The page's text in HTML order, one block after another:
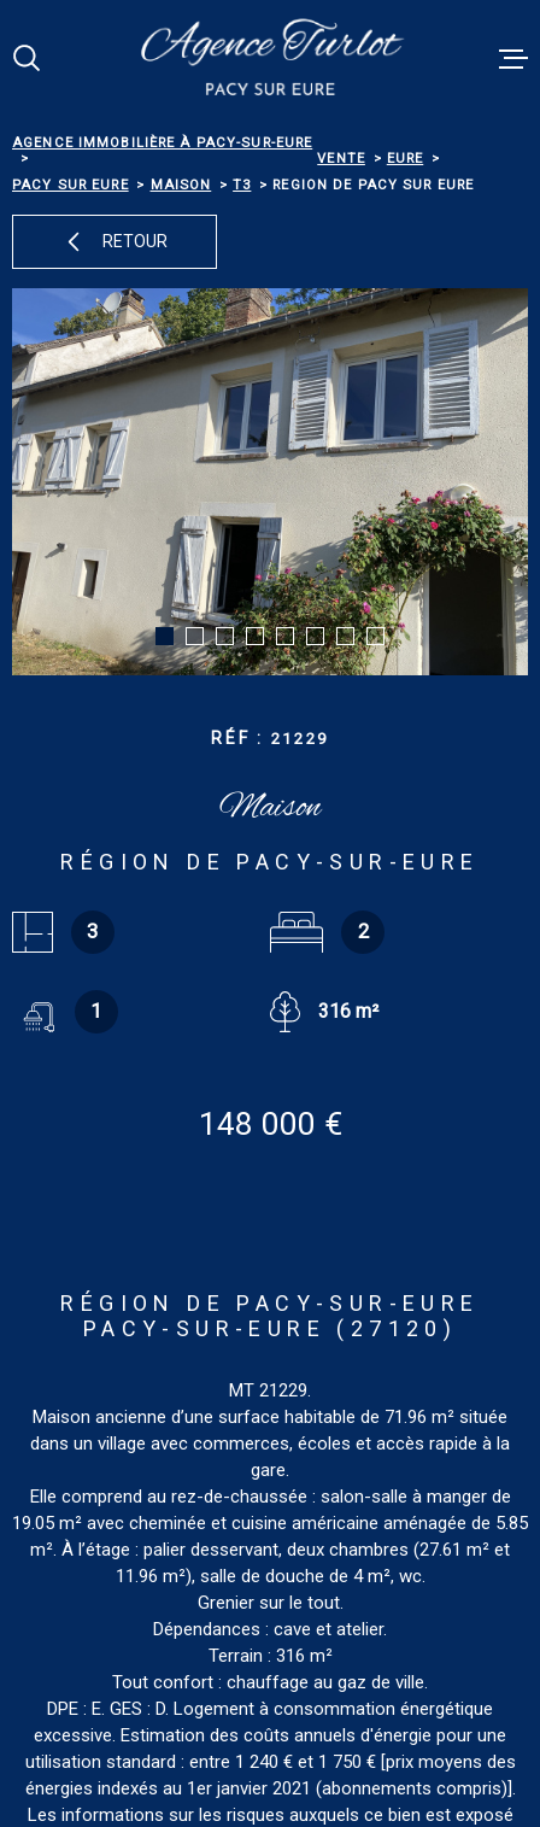
menu
contenu
VENTES
BIENS
ALERTE
NOS
CONTACT
AGENCE IMMOBILIÈRE À PACY-SUR-EURE
VENTE
EURE
PACY SUR EURE
MAISON T3 REGION DE PACY SUR EURE
RETOUR
RÉF : 21229
Maison
RÉGION DE PACY-SUR-EURE
3 2
1 316 m²
148 000 €
RÉGION DE PACY-SUR-EURE
PACY-SUR-EURE (27120)
MT 21229.
Maison ancienne d’une surface habitable de 71.96 m² située
dans un village avec commerces, écoles et accès rapide à la
gare.
Elle comprend au rez-de-chaussée : salon-salle à manger de
19.05 m² avec cheminée et cuisine américaine aménagée de 5.85
m². À l’étage : palier desservant, deux chambres (27.61 m² et
11.96 m²), salle de douche de 4 m², wc.
Grenier sur le tout.
Dépendances : cave et atelier.
Terrain : 316 m²
Tout confort : chauffage au gaz de ville.
DPE : E. GES : D. Logement à consommation énergétique
excessive. Estimation des coûts annuels d'énergie pour une
utilisation standard : entre 1 240 € et 1 750 € [prix moyens des
énergies indexés au 1er janvier 2021 (abonnements compris)].
Les informations sur les risques auxquels ce bien est exposé
Votre
RECHERCHE
TYPE
DE
BIEN
TYPE DE BIEN
VILLE
Budget
BUDGET
RECHERCHER